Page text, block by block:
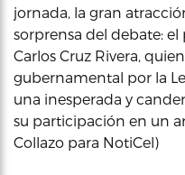
jornada, la gran
sorprensa del debate:
Carlos Cruz Rivera,
gubernamental por la
una inesperada y
su participación en un
Collazo para NotiCel)